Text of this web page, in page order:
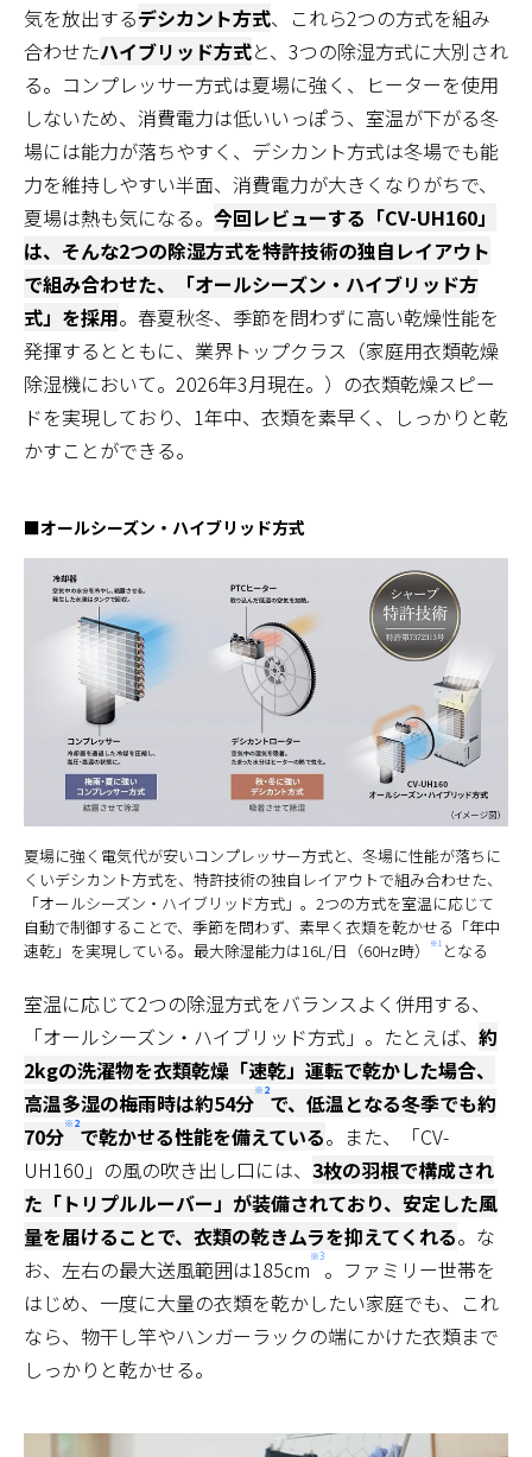
気を放出するデシカント方式、これら2つの方式を組み
合わせたハイブリッド方式と、3つの除湿方式に大別され
る。コンプレッサー方式は夏場に強く、ヒーターを使用
しないため、消費電力は低いいっぽう、室温が下がる冬
場には能力が落ちやすく、デシカント方式は冬場でも能
力を維持しやすい半面、消費電力が大きくなりがちで、
夏場は熱も気になる。 今回レビューする「CV-UH160」
は、そんな2つの除湿方式を特許技術の独自レイアウト
で組み合わせた、「オールシーズン・ハイブリッド方
式」を採用。春夏秋冬、季節を問わずに高い乾燥性能を
発揮するとともに、業界トップクラス（家庭用衣類乾燥
除湿機において。2026年3月現在。）の衣類乾燥スピー
ドを実現しており、1年中、衣類を素早く、しっかりと乾
かすことができる。
■オールシーズン・ハイブリッド方式
夏場に強く電気代が安いコンプレッサー方式と、冬場に性能が落ちに
くいデシカント方式を、特許技術の独自レイアウトで組み合わせた、
「オールシーズン・ハイブリッド方式」。2つの方式を室温に応じて
自動で制御することで、季節を問わず、素早く衣類を乾かせる「年中
速乾」を実現している。最大除湿能力は16L/日（60Hz時）
※1 となる
室温に応じて2つの除湿方式をバランスよく併用する、
「オールシーズン・ハイブリッド方式」。たとえば、 約
2kgの洗濯物を衣類乾燥「速乾」運転で乾かした場合、
高温多湿の梅雨時は約54分※2で、低温となる冬季でも約
70分※2で乾かせる性能を備えている。また、「CV-
UH160」の風の吹き出し口には、 3枚の羽根で構成され
た「トリプルルーバー」が装備されており、安定した風
量を届けることで、衣類の乾きムラを抑えてくれる。な
お、左右の最大送風範囲は185cm※3。ファミリー世帯を
はじめ、一度に大量の衣類を乾かしたい家庭でも、これ
なら、物干し竿やハンガーラックの端にかけた衣類まで
しっかりと乾かせる。